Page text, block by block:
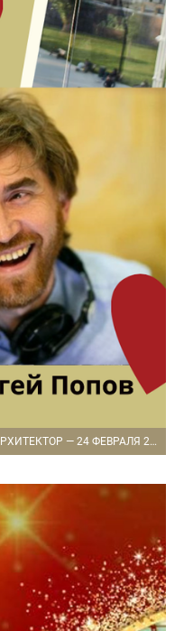
PRISCHEPOV MILONGA — РЕСТОРАН АРХИТЕКТОР — 24 ФЕВРАЛЯ 2021